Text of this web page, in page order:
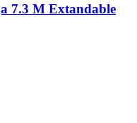
7.3 M Extandable